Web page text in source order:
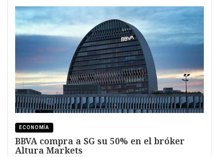
ECONOMÍA
BBVA compra a SG su 50% en el bróker
Altura Markets